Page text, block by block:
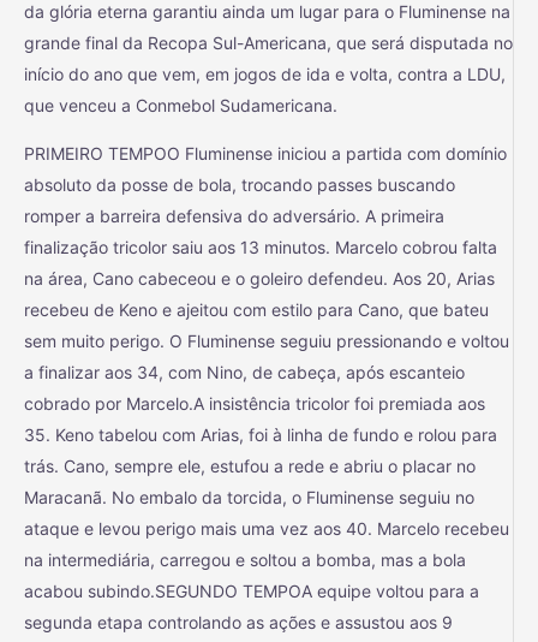
da glória eterna garantiu ainda um lugar para o Fluminense na
grande final da Recopa Sul-Americana, que será disputada no
início do ano que vem, em jogos de ida e volta, contra a LDU,
que venceu a Conmebol Sudamericana.
PRIMEIRO TEMPOO Fluminense iniciou a partida com domínio
absoluto da posse de bola, trocando passes buscando
romper a barreira defensiva do adversário. A primeira
finalização tricolor saiu aos 13 minutos. Marcelo cobrou falta
na área, Cano cabeceou e o goleiro defendeu. Aos 20, Arias
recebeu de Keno e ajeitou com estilo para Cano, que bateu
sem muito perigo. O Fluminense seguiu pressionando e voltou
a finalizar aos 34, com Nino, de cabeça, após escanteio
cobrado por Marcelo.A insistência tricolor foi premiada aos
35. Keno tabelou com Arias, foi à linha de fundo e rolou para
trás. Cano, sempre ele, estufou a rede e abriu o placar no
Maracanã. No embalo da torcida, o Fluminense seguiu no
ataque e levou perigo mais uma vez aos 40. Marcelo recebeu
na intermediária, carregou e soltou a bomba, mas a bola
acabou subindo.SEGUNDO TEMPOA equipe voltou para a
segunda etapa controlando as ações e assustou aos 9